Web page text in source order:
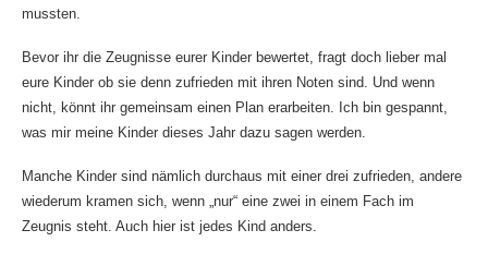
mussten.
Bevor ihr die Zeugnisse eurer Kinder bewertet, fragt doch lieber mal
eure Kinder ob sie denn zufrieden mit ihren Noten sind. Und wenn
nicht, könnt ihr gemeinsam einen Plan erarbeiten. Ich bin gespannt,
was mir meine Kinder dieses Jahr dazu sagen werden.
Manche Kinder sind nämlich durchaus mit einer drei zufrieden, andere
wiederum kramen sich, wenn „nur“ eine zwei in einem Fach im
Zeugnis steht. Auch hier ist jedes Kind anders.